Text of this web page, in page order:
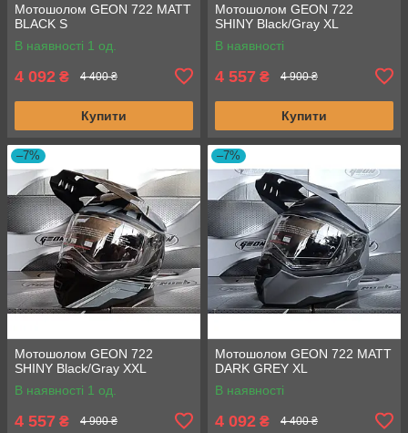
Мотошолом GEON 722 MATT
BLACK S
В наявності 1 од.
4 092 ₴ 4 400 ₴
Купити
Мотошолом GEON 722
SHINY Black/Gray XL
В наявності
4 557 ₴ 4 900 ₴
Купити
–7%
Мотошолом GEON 722
SHINY Black/Gray XXL
В наявності 1 од.
4 557 ₴ 4 900 ₴
–7%
Мотошолом GEON 722 MATT
DARK GREY XL
В наявності
4 092 ₴ 4 400 ₴